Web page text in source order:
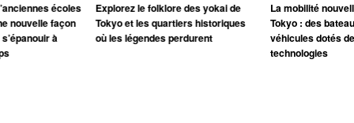
écoles
nouvelle façon
à
Explorez le folklore des yokai de
Tokyo et les quartiers historiques
où les légendes perdurent
La mobilité
Tokyo : des
véhicules dotés
technologies